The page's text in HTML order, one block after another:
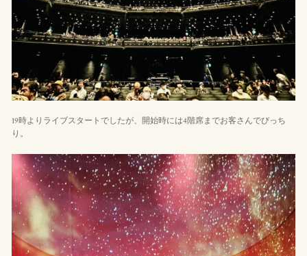
19時よりライブスタートでしたが、開始時には4階席までお客さんでびっち
り。